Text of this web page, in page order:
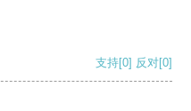
支持[0] 反对[0]